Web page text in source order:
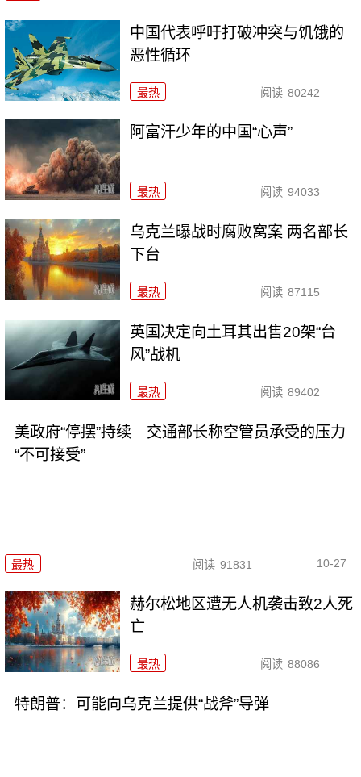
中国代表呼吁打破冲突与饥饿的
恶性循环
最热 阅读 80242
阿富汗少年的中国“心声”
最热 阅读 94033
乌克兰曝战时腐败窝案 两名部长
下台
最热 阅读 87115
英国决定向土耳其出售20架“台
风”战机
最热 阅读 89402
美政府“停摆”持续 交通部长称空管员承受的压力
“不可接受”
最热 阅读 91831 10-27
赫尔松地区遭无人机袭击致2人死
亡
最热 阅读 88086
特朗普：可能向乌克兰提供“战斧”导弹